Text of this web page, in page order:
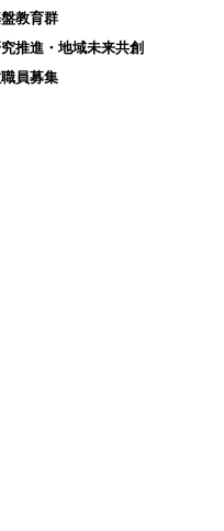
基盤教育群
研究推進・地域未来共創
教職員募集